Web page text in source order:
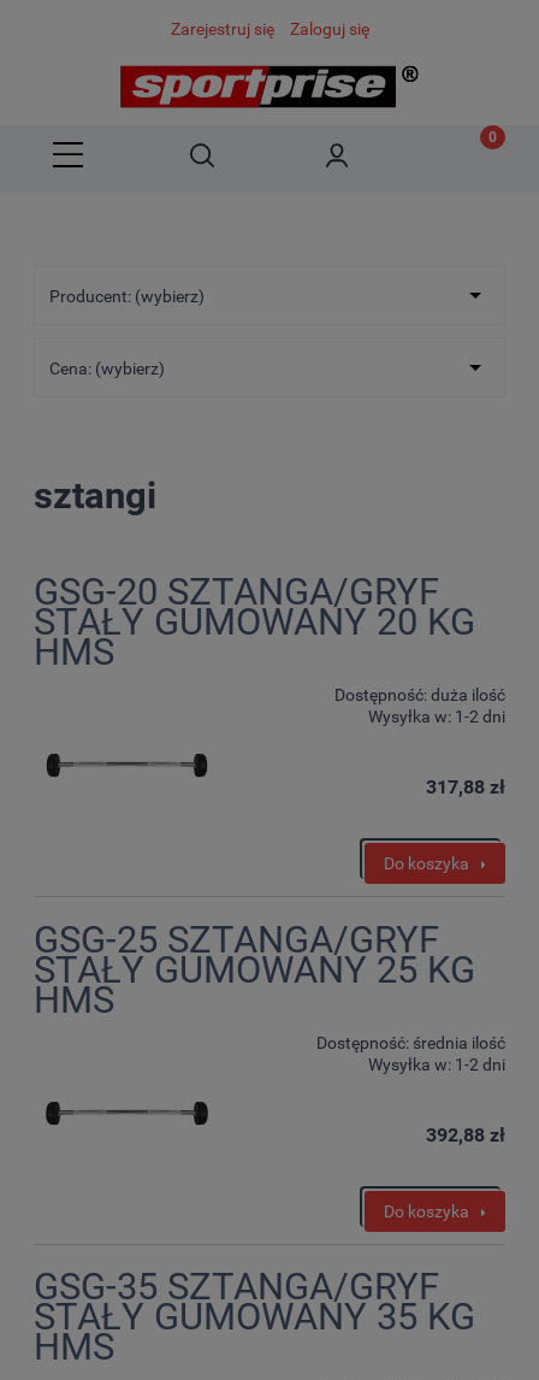
Zarejestruj się Zaloguj się
Producent: (wybierz)
Cena: (wybierz)
sztangi
GSG-20 SZTANGA/GRYF
STAŁY GUMOWANY 20 KG
HMS
Dostępność:duża ilość
Wysyłka w: 1-2 dni
317,88 zł
Do koszyka
GSG-25 SZTANGA/GRYF
STAŁY GUMOWANY 25 KG
HMS
Dostępność: średnia ilość
Wysyłka w: 1-2 dni
392,88 zł
Do koszyka
GSG-35 SZTANGA/GRYF
STAŁY GUMOWANY 35 KG
HMS